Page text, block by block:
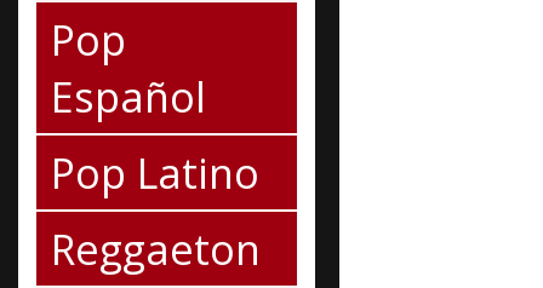
Pop
Español
Pop Latino
Reggaeton